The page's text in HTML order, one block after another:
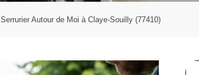
Serrurier Autour de Moi à Claye-Souilly (77410)